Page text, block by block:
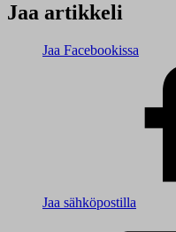
Jaa artikkeli
Jaa Facebookissa
Jaa sähköpostilla